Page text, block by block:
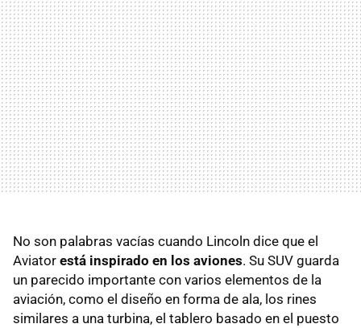
No son palabras vacías cuando Lincoln dice que el
Aviator está inspirado en los aviones. Su SUV guarda
un parecido importante con varios elementos de la
aviación, como el diseño en forma de ala, los rines
similares a una turbina, el tablero basado en el puesto